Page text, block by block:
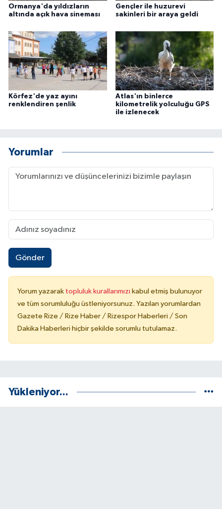
Ormanya'da yıldızların
altında açık hava sineması
Gençler ile huzurevi
sakinleri bir araya geldi
Körfez'de yaz ayını
renklendiren şenlik
Atlas'ın binlerce
kilometrelik yolculuğu GPS
ile izlenecek
Yorumlar
Gönder
Yorum yazarak topluluk kurallarımızı kabul etmiş bulunuyor
ve tüm sorumluluğu üstleniyorsunuz. Yazılan yorumlardan
Gazete Rize / Rize Haber / Rizespor Haberleri / Son
Dakika Haberleri hiçbir şekilde sorumlu tutulamaz.
Yükleniyor...